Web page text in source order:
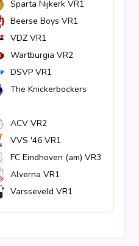
Sparta Nijkerk VR1
Beerse Boys VR1
VDZ VR1
Wartburgia VR2
DSVP VR1
The Knickerbockers
ACV VR2
VVS '46 VR1
FC Eindhoven (am) VR3
Alverna VR1
Varsseveld VR1